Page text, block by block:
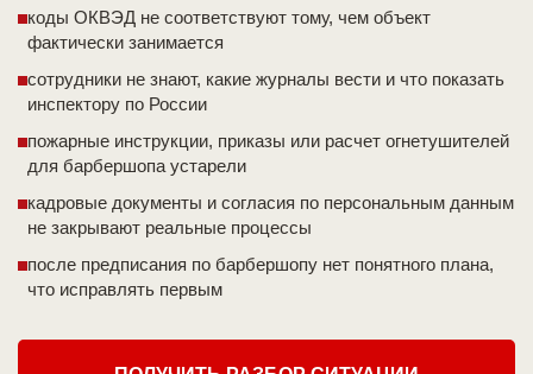
коды ОКВЭД не соответствуют тому, чем объект
фактически занимается
сотрудники не знают, какие журналы вести и что показать
инспектору по России
пожарные инструкции, приказы или расчет огнетушителей
для барбершопа устарели
кадровые документы и согласия по персональным данным
не закрывают реальные процессы
после предписания по барбершопу нет понятного плана,
что исправлять первым